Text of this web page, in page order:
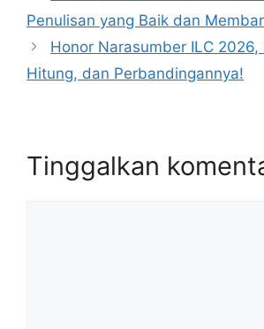
Penulisan yang Baik dan
Honor Narasumber ILC 2026,
Hitung, dan Perbandingannya!
Tinggalkan